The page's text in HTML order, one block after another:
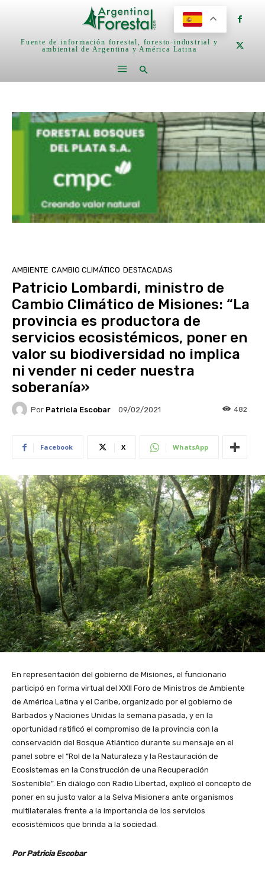
Fuente de información forestal, foresto-industrial y
ambiental de Argentina y América Latina
AMBIENTE CAMBIO CLIMÁTICO DESTACADAS
Patricio Lombardi, ministro de
Cambio Climático de Misiones: “La
provincia es productora de
servicios ecosistémicos, poner en
valor su biodiversidad no implica
ni vender ni ceder nuestra
soberanía»
Por Patricia Escobar 09/02/2021 482
Facebook X WhatsApp
En representación del gobierno de Misiones, el funcionario
participó en forma virtual del XXII Foro de Ministros de Ambiente
de América Latina y el Caribe, organizado por el gobierno de
Barbados y Naciones Unidas la semana pasada, y en la
oportunidad ratificó el compromiso de la provincia con la
conservación del Bosque Atlántico durante su mensaje en el
panel sobre el “Rol de la Naturaleza y la Restauración de
Ecosistemas en la Construcción de una Recuperación
Sostenible”. En diálogo con Radio Libertad, explicó el concepto de
poner en su justo valor a la Selva Misionera ante organismos
multilaterales frente a la importancia de los servicios
ecosistémicos que brinda a la sociedad.
Por Patricia Escobar